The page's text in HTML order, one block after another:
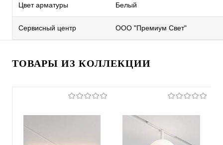
Цвет арматуры Белый
Сервисный центр ООО "Премиум Свет"
ТОВАРЫ ИЗ КОЛЛЕКЦИИ